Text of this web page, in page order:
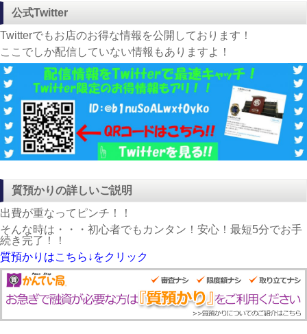
公式Twitter
Twitterでもお店のお得な情報を公開しております！
ここでしか配信していない情報もありますよ！
質預かりの詳しいご説明
出費が重なってピンチ！！
そんな時は・・・初心者でもカンタン！安心！最短5分でお手
続き完了！！
質預かりはこちら↓をクリック